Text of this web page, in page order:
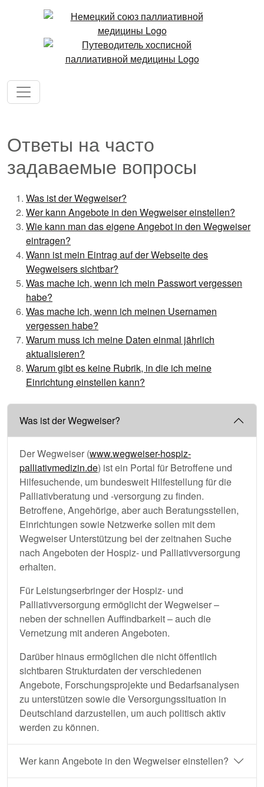
Ответы на часто
задаваемые вопросы
Was ist der Wegweiser?
Wer kann Angebote in den Wegweiser einstellen?
Wie kann man das eigene Angebot in den Wegweiser
eintragen?
Wann ist mein Eintrag auf der Webseite des
Wegweisers sichtbar?
Was mache ich, wenn ich mein Passwort vergessen
habe?
Was mache ich, wenn ich meinen Usernamen
vergessen habe?
Warum muss ich meine Daten einmal jährlich
aktualisieren?
Warum gibt es keine Rubrik, in die ich meine
Einrichtung einstellen kann?
Was ist der Wegweiser?
Der Wegweiser (www.wegweiser-hospiz-
palliativmedizin.de) ist ein Portal für Betroffene und
Hilfesuchende, um bundesweit Hilfestellung für die
Palliativberatung und -versorgung zu finden.
Betroffene, Angehörige, aber auch Beratungsstellen,
Einrichtungen sowie Netzwerke sollen mit dem
Wegweiser Unterstützung bei der zeitnahen Suche
nach Angeboten der Hospiz- und Palliativversorgung
erhalten.
Für Leistungserbringer der Hospiz- und
Palliativversorgung ermöglicht der Wegweiser –
neben der schnellen Auffindbarkeit – auch die
Vernetzung mit anderen Angeboten.
Darüber hinaus ermöglichen die nicht öffentlich
sichtbaren Strukturdaten der verschiedenen
Angebote, Forschungsprojekte und Bedarfsanalysen
zu unterstützen sowie die Versorgungssituation in
Deutschland darzustellen, um auch politisch aktiv
werden zu können.
Wer kann Angebote in den Wegweiser einstellen?